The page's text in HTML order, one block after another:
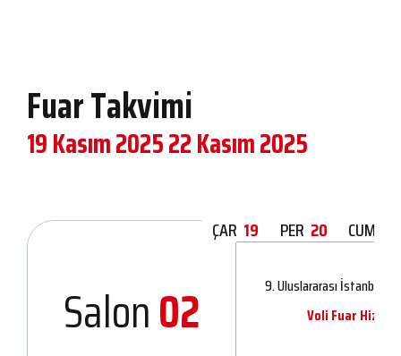
Fuar Takvimi
19 Kasım 202522 Kasım 2025
ÇAR 19 PER 20 CUM
Salon02
9. Uluslararası İstanbul
Voli Fuar